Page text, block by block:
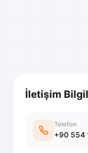
İletişim
Telefon
+90 554